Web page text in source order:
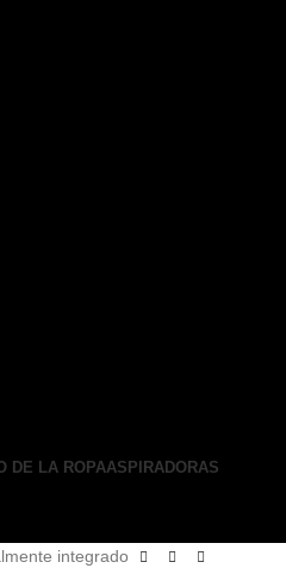
DE LA ROPAASPIRADORAS
integrado